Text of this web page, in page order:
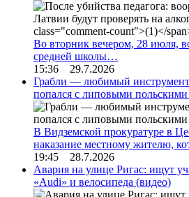
Во вторник вечером, 28 июля,
средней школы…
15:36 29.7.2026
Грабли — любимый
попался с липовыми
В Видземской прокуратуре в
наказание местному жителю,
19:45 28.7.2026
Авария на улице Ригас: ищут
«Audi» и велосипеда (видео)